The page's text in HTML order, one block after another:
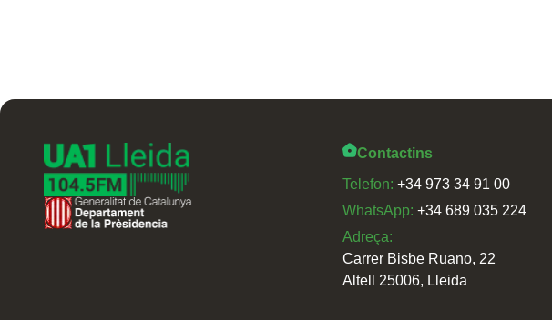
Contactins
Telefon: +34 973 34 91 00
WhatsApp: +34 689 035 224
Adreça:
Carrer Bisbe Ruano, 22
Altell 25006, Lleida